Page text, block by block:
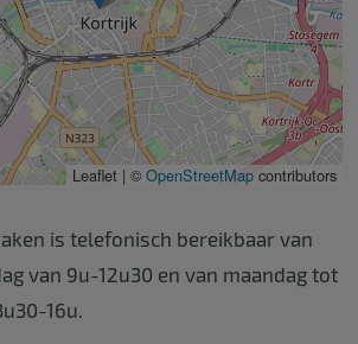
Leaflet | ©OpenStreetMap contributors
is telefonisch bereikbaar van
van 9u-12u30 en van maandag tot
16u.